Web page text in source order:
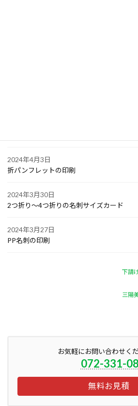
2024年4月3日
折パンフレットの印刷
2024年3月30日
2つ折り～4つ折りの名刺サイズカード
2024年3月27日
PP名刺の印刷
下請
三陽
お気軽にお問い合わせくだ
072-331-
無料お見積